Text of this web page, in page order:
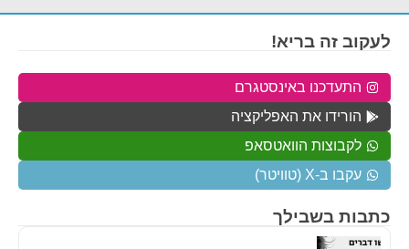
כתבות בשבילך
לעקוב זה בריא!
התעדכנו באינסטגרם
הורידו את האפליקציה
לקבוצות הוואטסאפ
עקבו ב-X (טוויטר)